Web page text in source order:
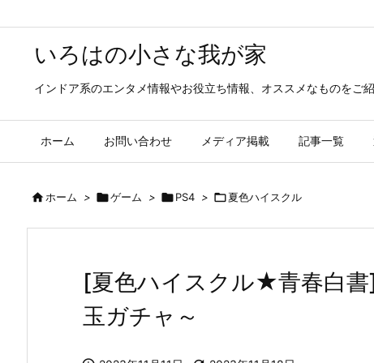
いろはの小さな我が家
インドア系のエンタメ情報やお役立ち情報、オススメなものをご紹
ホーム お問い合わせ メディア掲載 記事一覧
ホーム > ゲーム > PS4 > 夏色ハイスクル
[夏色ハイスクル★青春白
玉ガチャ～